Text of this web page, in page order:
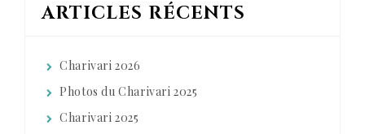
ARTICLES RÉCENTS
Charivari 2026
Photos du Charivari 2025
Charivari 2025